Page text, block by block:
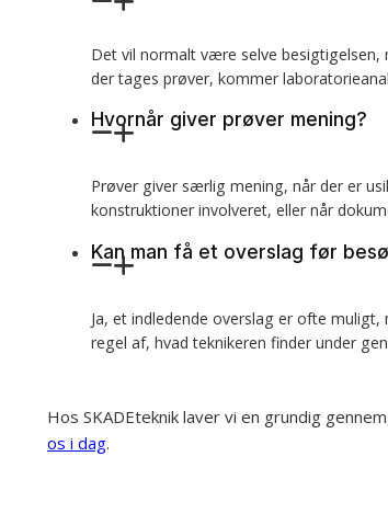
Det vil normalt være selve besigtigelsen,
der tages prøver, kommer
Hvornår giver prøver mening?
Prøver giver særlig mening, når der er
konstruktioner involveret, eller når
Kan man få et overslag før
Ja, et indledende overslag er ofte
regel af, hvad teknikeren finder under
Hos SKADEteknik laver vi en grundig
os i dag.